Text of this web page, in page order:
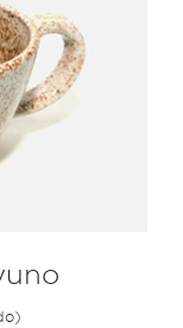
VIEW